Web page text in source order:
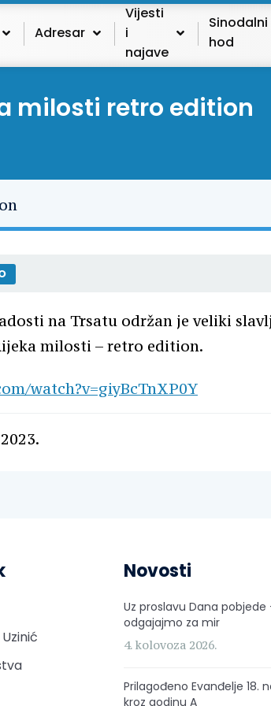
Adresar
Vijesti
i
najave
Sinodalni
hod
milosti retro edition
na Trsatu održan je veliki
milosti – retro edition.
watch?v=giyBcTnXP0Y
Novosti
Uz proslavu Dana pobjede
odgajajmo za mir
4. kolovoza 2026.
Prilagođeno Evanđelje 18.
kroz godinu A